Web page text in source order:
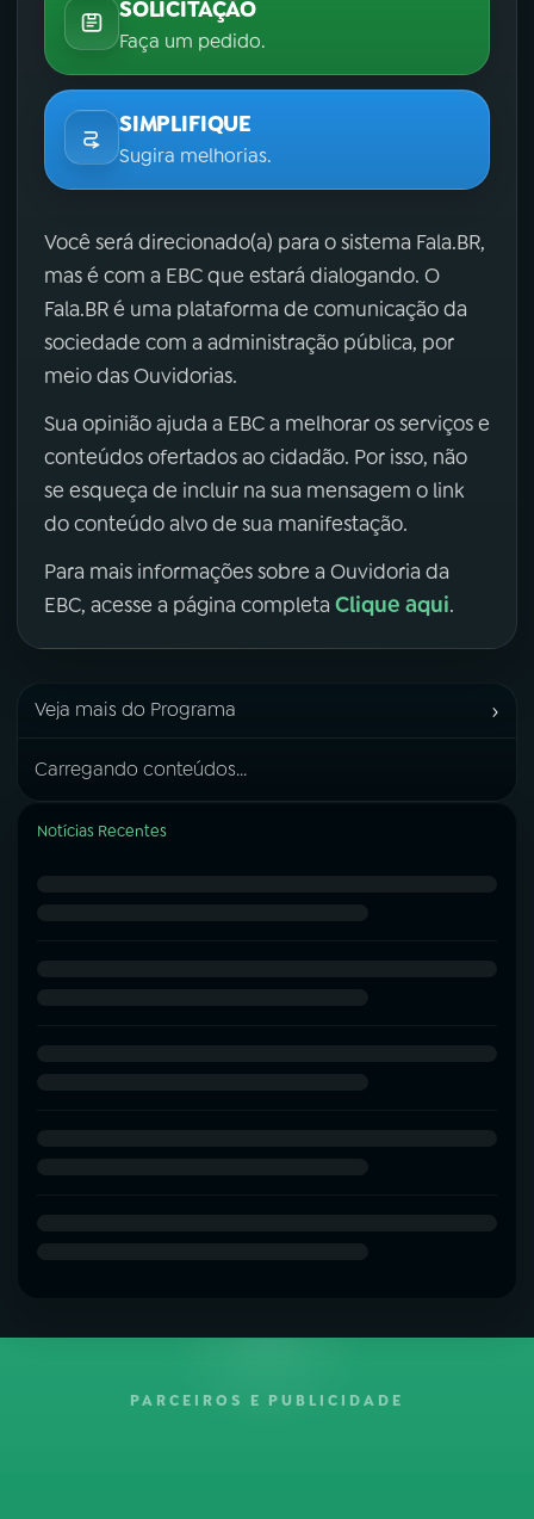
SOLICITAÇÃO
Faça um pedido.
SIMPLIFIQUE
Sugira melhorias.
Você será direcionado(a) para o sistema Fala.BR,
mas é com a EBC que estará dialogando. O
Fala.BR é uma plataforma de comunicação da
sociedade com a administração pública, por
meio das Ouvidorias.
Sua opinião ajuda a EBC a melhorar os serviços e
conteúdos ofertados ao cidadão. Por isso, não
se esqueça de incluir na sua mensagem o link
do conteúdo alvo de sua manifestação.
Para mais informações sobre a Ouvidoria da
EBC, acesse a página completa Clique aqui.
Veja mais do Programa ›
Carregando conteúdos...
Notícias Recentes
PARCEIROS E PUBLICIDADE